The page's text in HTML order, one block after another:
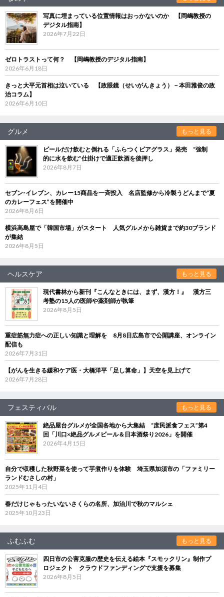
写真に埋まっている位置情報はおっかないのか 【岡嶋教授の
デジタル指南】
2026年7月22日
ゼロトラストって何？ 【岡嶋教授のデジタル指南】
2026年6月18日
きっと大平元首相は泣いている 【政眼鏡（せいがんきょう）－本田雅俊の政
治コラム】
2026年6月10日
グルメ もっと見る
ビールだけ飲むと倒れる「ふらつくビアグラス」発売 “強制
的に水を飲む”仕掛けで適正飲酒を後押し
2026年8月7日
セブン‐イレブン、カレー15商品を一斉投入 名店監修から冷製うどんまで“夏
のカレーフェス”を開催中
2026年8月6日
横浜高島屋で「韓国市場」がスタート 人気グルメから雑貨まで約30ブランド
が集結
2026年8月5日
ヘルスケア もっと見る
現代書林から新刊『こんなときには、まず、漢方！』 漢方三
考塾の15人の医師や薬剤師が執筆
2026年8月5日
重症筋無力症への正しい知識と理解を 8月8日広島市で公開講座、オンライン
配信も
2026年7月31日
【がんを生きる緩和ケア医・大橋洋平「足し算命」】天空を見上げて
2026年7月28日
フェスティバル もっと見る
絶品屋台グルメが全国各地から大集結 “庶民派食フェス”第4
回「川口×絶品グルメビール＆日本酒祭り2026」を開催
2026年4月15日
自分で収穫した秋野菜を使って芋煮作りを体験 埼玉県加須市の「ファミリー
ランドむさしの村」
2025年11月4日
春だけじゃもったいないさくらの名所、加治川で秋のマルシェ
2025年10月23日
ふむふむ もっと見る
四日市の公害克服の歴史を伝える絵本『スモックリン』制作プ
ロジェクト クラウドファンディングで支援を募集
2026年8月5日